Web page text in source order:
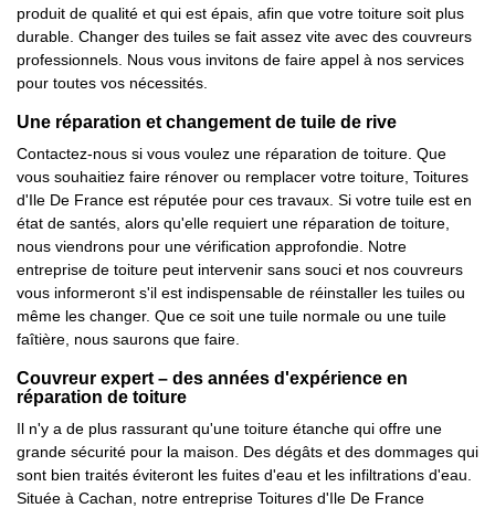
produit de qualité et qui est épais, afin que votre toiture soit plus
durable. Changer des tuiles se fait assez vite avec des couvreurs
professionnels. Nous vous invitons de faire appel à nos services
pour toutes vos nécessités.
Une réparation et changement de tuile de rive
Contactez-nous si vous voulez une réparation de toiture. Que
vous souhaitiez faire rénover ou remplacer votre toiture, Toitures
d'Ile De France est réputée pour ces travaux. Si votre tuile est en
état de santés, alors qu'elle requiert une réparation de toiture,
nous viendrons pour une vérification approfondie. Notre
entreprise de toiture peut intervenir sans souci et nos couvreurs
vous informeront s'il est indispensable de réinstaller les tuiles ou
même les changer. Que ce soit une tuile normale ou une tuile
faîtière, nous saurons que faire.
Couvreur expert – des années d'expérience en
réparation de toiture
Il n'y a de plus rassurant qu'une toiture étanche qui offre une
grande sécurité pour la maison. Des dégâts et des dommages qui
sont bien traités éviteront les fuites d'eau et les infiltrations d'eau.
Située à Cachan, notre entreprise Toitures d'Ile De France